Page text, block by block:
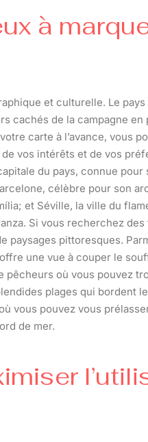
à
et culturelle. Le
cachés de la campagne
carte à l’avance, vous
vos intérêts et de vos
du pays, connue pour
célèbre pour son
et Séville, la ville du
Si vous recherchez
paysages pittoresques.
une vue à couper le
où vous pouvez
plages qui bordent
vous pouvez vous
de mer.